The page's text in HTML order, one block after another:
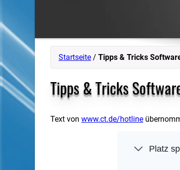
Startseite / Tipps & Tricks
Tipps & Tricks
Text von www.ct.de/hotline
Platz